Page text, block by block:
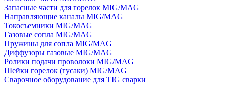
Запасные части для горелок MIG/MAG
Направляющие каналы MIG/MAG
Токосъемники MIG/MAG
Газовые сопла MIG/MAG
Пружины для сопла MIG/MAG
Диффузоры газовые MIG/MAG
Ролики подачи проволоки MIG/MAG
Шейки горелок (гусаки) MIG/MAG
Сварочное оборудование для TIG сварки